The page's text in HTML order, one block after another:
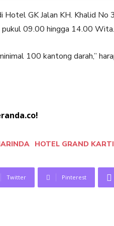
Hotel GK Jalan KH. Khalid No
09.00 hingga 14.00 Wita.
100 kantong darah,”
HOTEL GRAND
Twitter Pinterest